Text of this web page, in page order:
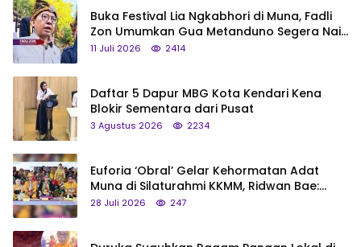
Buka Festival Lia Ngkabhori di Muna, Fadli
Zon Umumkan Gua Metanduno Segera Naik
Status Jadi Cagar Budaya Nasional
11 Juli 2026 2414
Daftar 5 Dapur MBG Kota Kendari Kena
Blokir Sementara dari Pusat
3 Agustus 2026 2234
Euforia ‘Obral’ Gelar Kehormatan Adat
Muna di Silaturahmi KKMM, Ridwan Bae:
Saya Bukan Tipe Begitu, Belum Pantas!
28 Juli 2026 247